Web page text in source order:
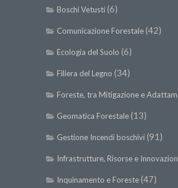
Boschi Vetusti(6)
Comunicazione Forestale(42)
Ecologia del Suolo (6)
Filiera del Legno (34)
Foreste, tra Mitigazione e
Geomatica Forestale(13)
Gestione Incendi boschivi(91)
Infrastrutture, Risorse e
Inquinamento e Foreste(47)